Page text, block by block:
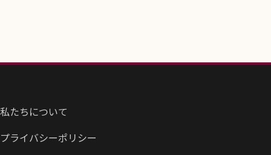
私たちについて
プライバシーポリシー